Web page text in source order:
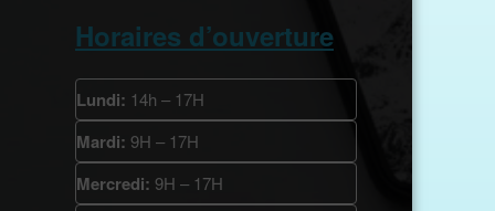
Horaires d’ouverture
Lundi: 14h – 17H
Mardi: 9H – 17H
Mercredi: 9H – 17H